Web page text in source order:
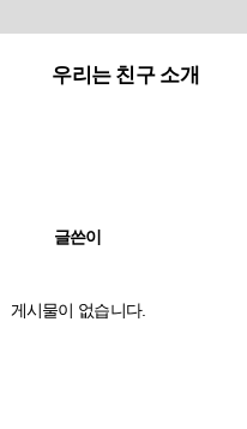
우리는 친구 소개
글쓴이
게시물이 없습니다.